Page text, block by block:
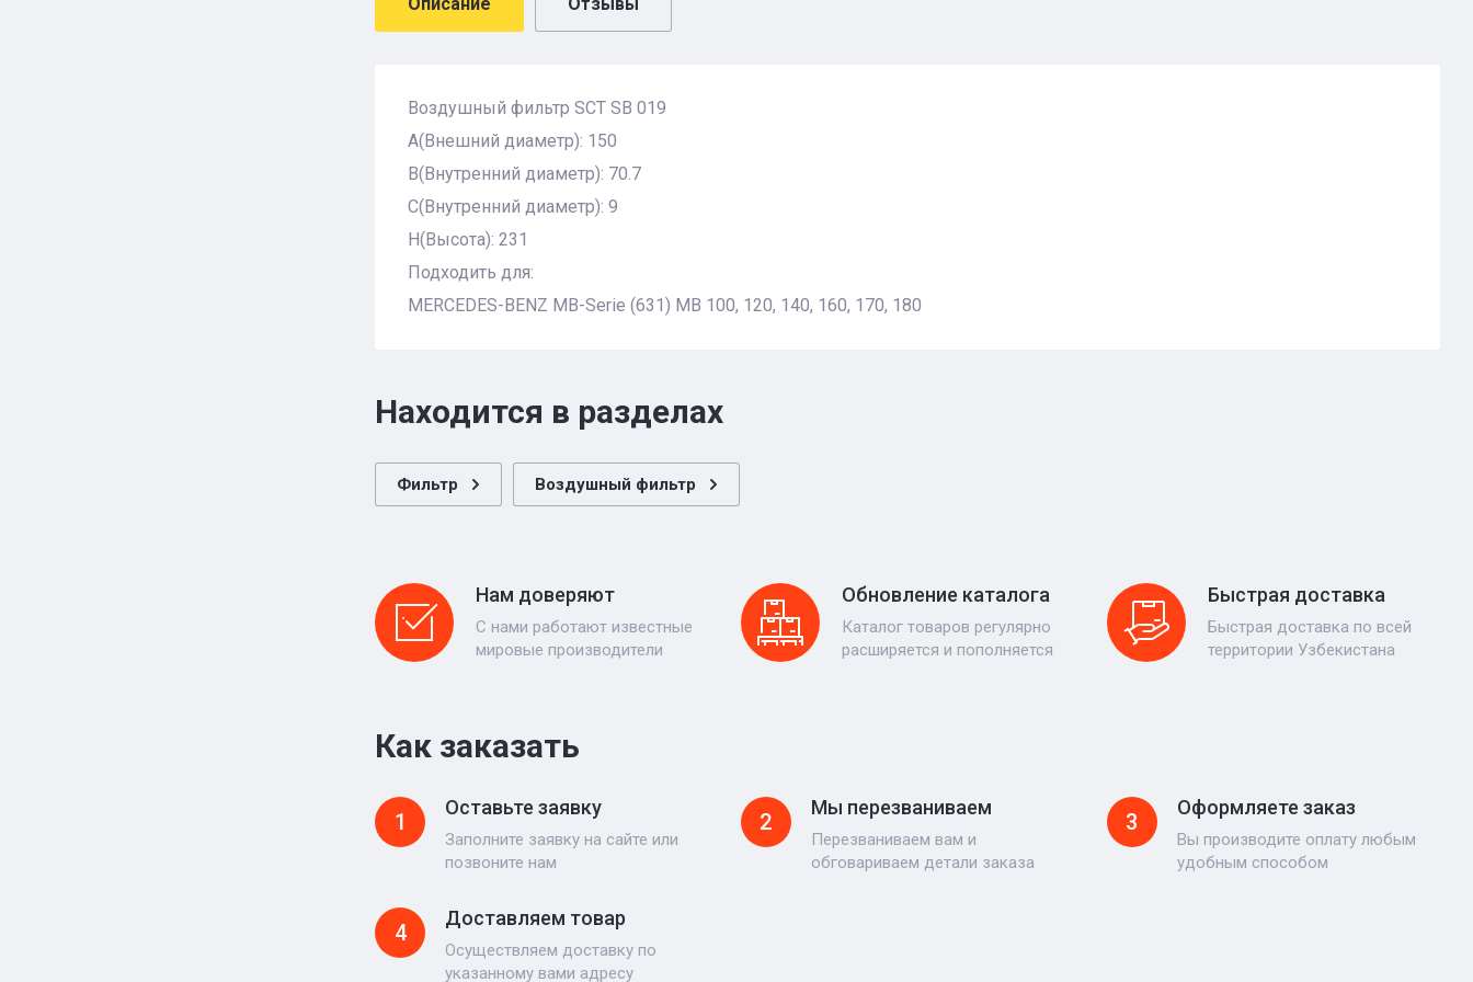
Воздушный фильтр SCT SB 019
A(Внешний диаметр): 150
B(Внутренний диаметр): 70.7
C(Внутренний диаметр): 9
H(Высота): 231
Подходить для:
MERCEDES-BENZ MB-Serie (631) MB 100, 120, 140, 160, 170, 180
Находится в разделах
Фильтр Воздушный фильтр
Нам доверяют
С нами работают известные
мировые производители
Обновление каталога
Каталог товаров регулярно
расширяется и пополняется
Быстрая доставка
Быстрая доставка по всей
территории Узбекистана
Как заказать
1
Оставьте заявку
Заполните заявку на сайте или
позвоните нам
2
Мы перезваниваем
Перезваниваем вам и
обговариваем детали заказа
3
Оформляете заказ
Вы производите оплату любым
удобным способом
4
Доставляем товар
Осуществляем доставку по
указанному вами адресу